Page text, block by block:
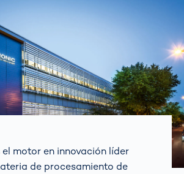
el motor en innovación líder
de procesamiento de